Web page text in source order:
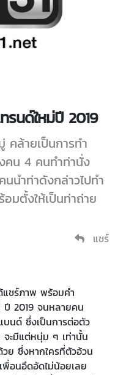
นด์ใหม่ปี 2019
คล้ายเป็นการทำ
คน 4 คนทำท่านั่ง
นำท่าดังกล่าวไปทำ
อมตั้งให้เป็นท่าถ่าย
แชร์
ชร์ภาพ พร้อมคำ
ปี 2019 จนหลายคน
นด์ ซึ่งเป็นการต่อตัว
จะมีแต่หนุ่ม ๆ เท่านั้น
ย ซึ่งหากใครที่ตัวอ้วน
อนอึดอัดไม่น้อยเลย